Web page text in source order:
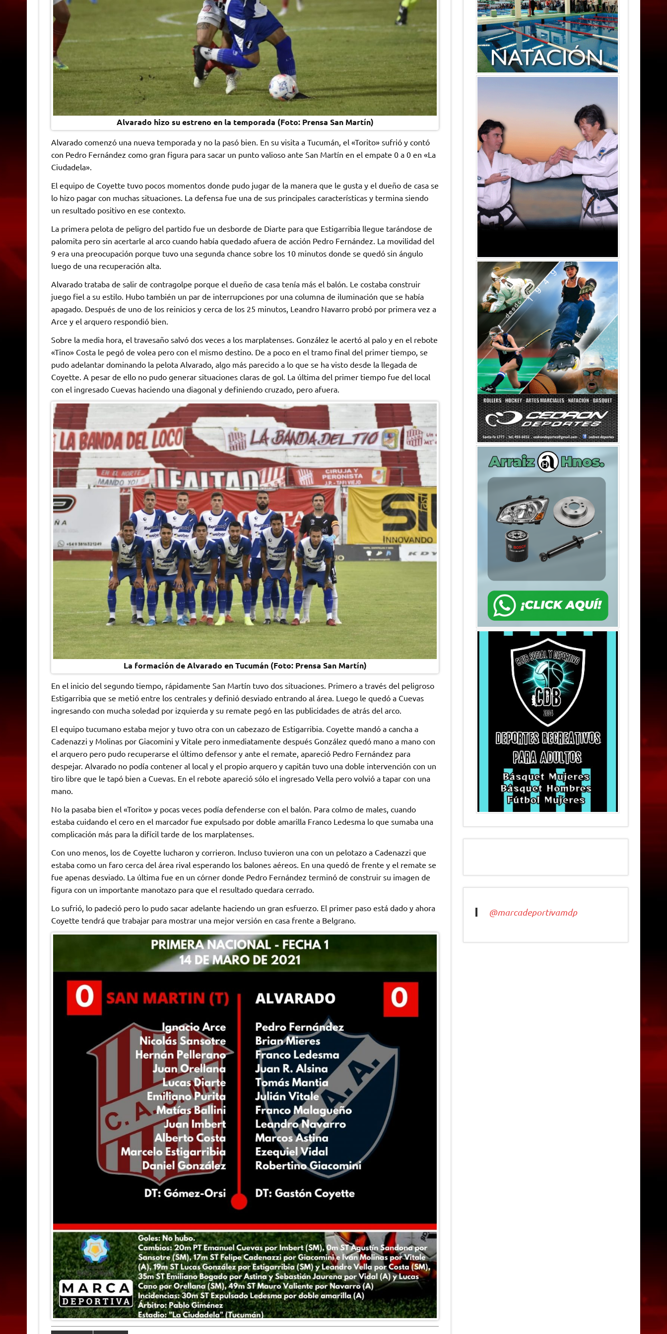
Alvarado hizo su estreno en la temporada (Foto: Prensa San Martín)
Alvarado comenzó una nueva temporada y no la pasó bien. En su visita a Tucumán, el «Torito» sufrió y contó
con Pedro Fernández como gran figura para sacar un punto valioso ante San Martín en el empate 0 a 0 en «La
Ciudadela».
El equipo de Coyette tuvo pocos momentos donde pudo jugar de la manera que le gusta y el dueño de casa se
lo hizo pagar con muchas situaciones. La defensa fue una de sus principales características y termina siendo
un resultado positivo en ese contexto.
La primera pelota de peligro del partido fue un desborde de Diarte para que Estigarribia llegue tarándose de
palomita pero sin acertarle al arco cuando había quedado afuera de acción Pedro Fernández. La movilidad del
9 era una preocupación porque tuvo una segunda chance sobre los 10 minutos donde se quedó sin ángulo
luego de una recuperación alta.
Alvarado trataba de salir de contragolpe porque el dueño de casa tenía más el balón. Le costaba construir
juego fiel a su estilo. Hubo también un par de interrupciones por una columna de iluminación que se había
apagado. Después de uno de los reinicios y cerca de los 25 minutos, Leandro Navarro probó por primera vez a
Arce y el arquero respondió bien.
Sobre la media hora, el travesaño salvó dos veces a los marplatenses. González le acertó al palo y en el rebote
«Tino» Costa le pegó de volea pero con el mismo destino. De a poco en el tramo final del primer tiempo, se
pudo adelantar dominando la pelota Alvarado, algo más parecido a lo que se ha visto desde la llegada de
Coyette. A pesar de ello no pudo generar situaciones claras de gol. La última del primer tiempo fue del local
con el ingresado Cuevas haciendo una diagonal y definiendo cruzado, pero afuera.
La formación de Alvarado en Tucumán (Foto: Prensa San Martín)
En el inicio del segundo tiempo, rápidamente San Martín tuvo dos situaciones. Primero a través del peligroso
Estigarribia que se metió entre los centrales y definió desviado entrando al área. Luego le quedó a Cuevas
ingresando con mucha soledad por izquierda y su remate pegó en las publicidades de atrás del arco.
El equipo tucumano estaba mejor y tuvo otra con un cabezazo de Estigarribia. Coyette mandó a cancha a
Cadenazzi y Molinas por Giacomini y Vitale pero inmediatamente después González quedó mano a mano con
el arquero pero pudo recuperarse el último defensor y ante el remate, apareció Pedro Fernández para
despejar. Alvarado no podía contener al local y el propio arquero y capitán tuvo una doble intervención con un
tiro libre que le tapó bien a Cuevas. En el rebote apareció sólo el ingresado Vella pero volvió a tapar con una
mano.
No la pasaba bien el «Torito» y pocas veces podía defenderse con el balón. Para colmo de males, cuando
estaba cuidando el cero en el marcador fue expulsado por doble amarilla Franco Ledesma lo que sumaba una
complicación más para la difícil tarde de los marplatenses.
Con uno menos, los de Coyette lucharon y corrieron. Incluso tuvieron una con un pelotazo a Cadenazzi que
estaba como un faro cerca del área rival esperando los balones aéreos. En una quedó de frente y el remate se
fue apenas desviado. La última fue en un córner donde Pedro Fernández terminó de construir su imagen de
figura con un importante manotazo para que el resultado quedara cerrado.
Lo sufrió, lo padeció pero lo pudo sacar adelante haciendo un gran esfuerzo. El primer paso está dado y ahora
Coyette tendrá que trabajar para mostrar una mejor versión en casa frente a Belgrano.
@marcadeportivamdp